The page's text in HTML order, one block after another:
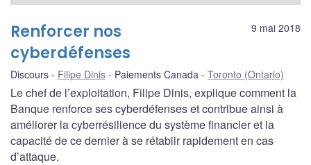
9 mai 2018
Renforcer nos
cyberdéfenses
Discours Filipe Dinis Paiements Canada Toronto (Ontario)
Le chef de l’exploitation, Filipe Dinis, explique comment la
Banque renforce ses cyberdéfenses et contribue ainsi à
améliorer la cyberrésilience du système financier et la
capacité de ce dernier à se rétablir rapidement en cas
d’attaque.